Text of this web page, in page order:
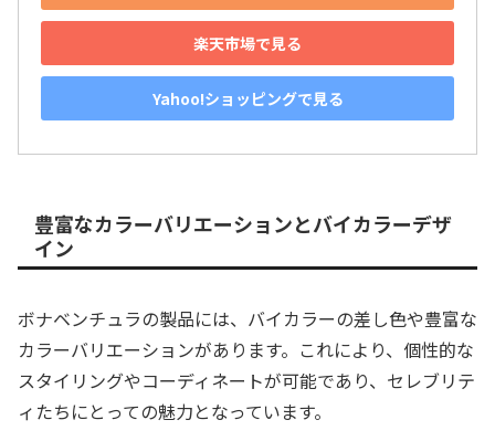
楽天市場で見る
Yahoo!ショッピングで見る
豊富なカラーバリエーションとバイカラーデザ
イン
ボナベンチュラの製品には、バイカラーの差し色や豊富な
カラーバリエーションがあります。これにより、個性的な
スタイリングやコーディネートが可能であり、セレブリテ
ィたちにとっての魅力となっています。